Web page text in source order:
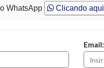
WhatsApp Clicando aqui
Email: